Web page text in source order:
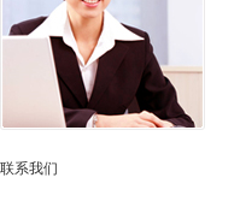
联系我们